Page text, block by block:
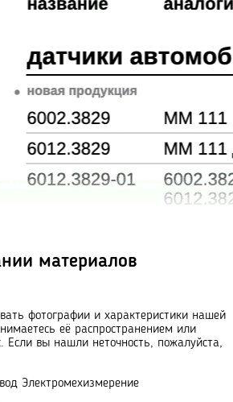
материалов
фотографии и характеристики нашей
её распространением или
Если вы нашли неточность, пожалуйста,
Электромехизмерение